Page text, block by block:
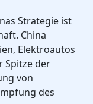
Strategie ist
China
Elektroautos
Spitze der
von
des